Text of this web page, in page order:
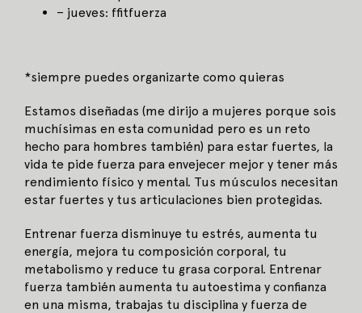
– jueves: ffitfuerza
*siempre puedes organizarte como quieras
Estamos diseñadas (me dirijo a mujeres porque sois
muchísimas en esta comunidad pero es un reto
hecho para hombres también) para estar fuertes, la
vida te pide fuerza para envejecer mejor y tener más
rendimiento físico y mental. Tus músculos necesitan
estar fuertes y tus articulaciones bien protegidas.
Entrenar fuerza disminuye tu estrés, aumenta tu
energía, mejora tu composición corporal, tu
metabolismo y reduce tu grasa corporal. Entrenar
fuerza también aumenta tu autoestima y confianza
en una misma, trabajas tu disciplina y fuerza de